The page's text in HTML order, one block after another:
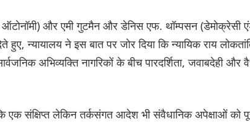
ऑटोनॉमी) और एमी गुटमैन और डेनिस एफ. थॉम्पसन (डेमोक्रेसी
देते हुए, न्यायालय ने इस बात पर जोर दिया कि न्यायिक राय
अभिव्यक्ति नागरिकों के बीच पारदर्शिता, जवाबदेही और
संक्षिप्त लेकिन तर्कसंगत आदेश भी संवैधानिक अपेक्षाओं को